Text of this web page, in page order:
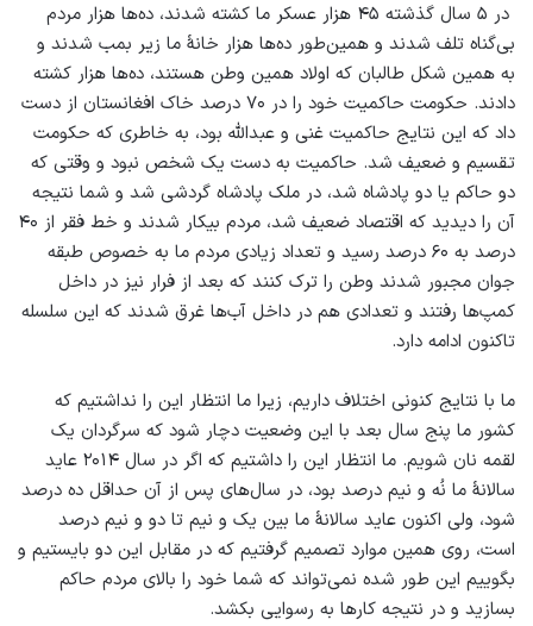
در ۵ سال گذشته ۴۵ هزار عسکر ما کشته شدند، ده‌ها هزار مردم
بی‌گناه تلف شدند و همین‌طور ده‌ها هزار خانۀ ما زیر بمب شدند و
به همین شکل طالبان که اولاد همین وطن هستند، ده‌ها هزار کشته
دادند. حکومت حاکمیت خود را در ۷۰ درصد خاک افغانستان از دست
داد که این نتایج حاکمیت غنی و عبدالله بود، به خاطری که حکومت
تقسیم و ضعیف شد. حاکمیت به دست یک شخص نبود و وقتی که
دو حاکم یا دو پادشاه شد، در ملک پادشاه گردشی شد و شما نتیجه
آن را دیدید که اقتصاد ضعیف شد، مردم بیکار شدند و خط فقر از ۴۰
درصد به ۶۰ درصد رسید و تعداد زیادی مردم ما به خصوص طبقه
جوان مجبور شدند وطن را ترک کنند که بعد از فرار نیز در داخل
کمپ‌ها رفتند و تعدادی هم در داخل آب‌ها غرق شدند که این سلسله
تاکنون ادامه دارد.
ما با نتایج کنونی اختلاف داریم، زیرا ما انتظار این را نداشتیم که
کشور ما پنج سال بعد با این وضعیت دچار شود که سرگردان یک
لقمه نان شویم. ما انتظار این را داشتیم که اگر در سال ۲۰۱۴ عاید
سالانۀ ما نُه و نیم درصد بود، در سال‌های پس از آن حداقل ده درصد
شود، ولی اکنون عاید سالانۀ ما بین یک و نیم تا دو و نیم درصد
است، روی همین موارد تصمیم گرفتیم که در مقابل این دو بایستیم و
بگوییم این طور شده نمی‌تواند که شما خود را بالای مردم حاکم
بسازید و در نتیجه کارها به رسوایی بکشد.